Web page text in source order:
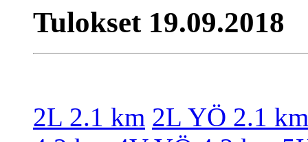
Tulokset 19.09.2018
2L 2.1 km 2L YÖ 2.1 km